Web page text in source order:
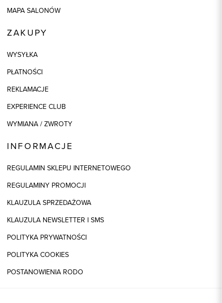
MAPA SALONÓW
ZAKUPY
WYSYŁKA
PŁATNOŚCI
REKLAMACJE
EXPERIENCE CLUB
WYMIANA / ZWROTY
INFORMACJE
REGULAMIN SKLEPU INTERNETOWEGO
REGULAMINY PROMOCJI
KLAUZULA SPRZEDAŻOWA
KLAUZULA NEWSLETTER I SMS
POLITYKA PRYWATNOŚCI
POLITYKA COOKIES
POSTANOWIENIA RODO